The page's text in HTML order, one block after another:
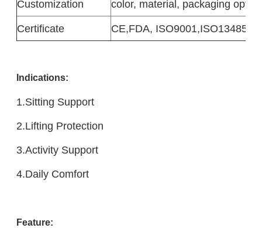
Customization
color, material, packaging
Certificate
CE,FDA, ISO9001,ISO13485
Indications:
1.Sitting Support
2.Lifting Protection
3.Activity Support
4.Daily Comfort
Feature: